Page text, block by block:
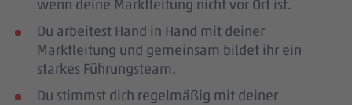
wenn deine Marktleitung nicht vor Ort ist.
Du arbeitest Hand in Hand mit deiner
Marktleitung und gemeinsam bildet ihr ein
starkes Führungsteam.
Du stimmst dich regelmäßig mit deiner